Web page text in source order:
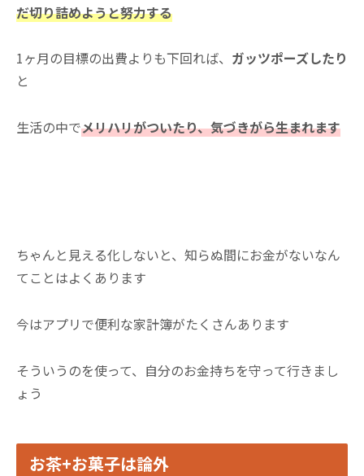
だ切り詰めようと努力する
1ヶ月の目標の出費よりも下回れば、 ガッツポーズしたり
と
生活の中でメリハリがついたり、気づきがら生まれます
ちゃんと見える化しないと、知らぬ間にお金がないなん
てことはよくあります
今はアプリで便利な家計簿がたくさんあります
そういうのを使って、自分のお金持ちを守って行きまし
ょう
お茶+お菓子は論外